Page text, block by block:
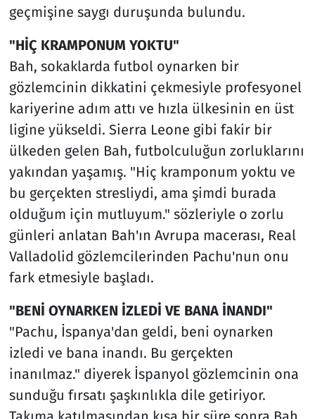
geçmişine saygı duruşunda bulundu.
"HİÇ KRAMPONUM YOKTU"
Bah, sokaklarda futbol oynarken bir
gözlemcinin dikkatini çekmesiyle profesyonel
kariyerine adım attı ve hızla ülkesinin en üst
ligine yükseldi. Sierra Leone gibi fakir bir
ülkeden gelen Bah, futbolculuğun zorluklarını
yakından yaşamış. "Hiç kramponum yoktu ve
bu gerçekten stresliydi, ama şimdi burada
olduğum için mutluyum." sözleriyle o zorlu
günleri anlatan Bah'ın Avrupa macerası, Real
Valladolid gözlemcilerinden Pachu'nun onu
fark etmesiyle başladı.
"BENİ OYNARKEN İZLEDİ VE BANA İNANDI"
"Pachu, İspanya'dan geldi, beni oynarken
izledi ve bana inandı. Bu gerçekten
inanılmaz." diyerek İspanyol gözlemcinin ona
sunduğu fırsatı şaşkınlıkla dile getiriyor.